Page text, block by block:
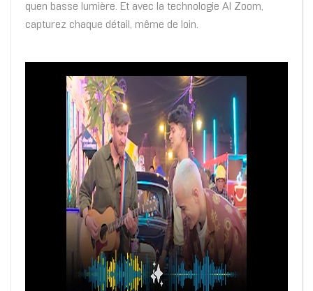
quen basse lumière. Et avec la technologie AI Zoom,
capturez chaque détail, même de loin.